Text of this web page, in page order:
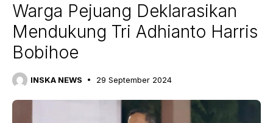
Warga Pejuang Deklarasikan
Mendukung Tri Adhianto Harris
Bobihoe
INSKA NEWS 29 September 2024